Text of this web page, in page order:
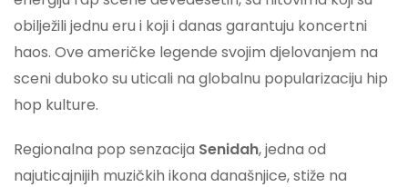
obilježili jednu eru i koji i danas garantuju koncertni
haos. Ove američke legende svojim djelovanjem na
sceni duboko su uticali na globalnu popularizaciju hip
hop kulture.
Regionalna pop senzacija Senidah, jedna od
najuticajnijih muzičkih ikona današnjice, stiže na